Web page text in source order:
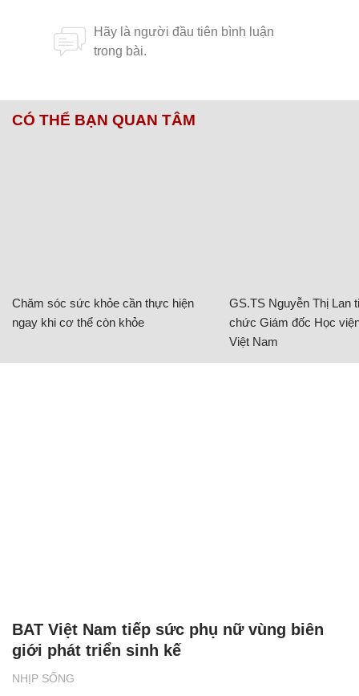
CÓ THỂ BẠN QUAN TÂM
Chăm sóc sức khỏe cần thực hiện
ngay khi cơ thể còn khỏe
GS.TS Nguyễn Thị Lan
chức Giám đốc Học
Việt Nam
NHỊP SỐNG
BAT Việt Nam tiếp sức phụ nữ vùng biên
giới phát triển sinh kế